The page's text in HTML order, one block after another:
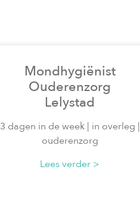
Mondhygiënist
Ouderenzorg
Lelystad
3 dagen in de week | in overleg |
ouderenzorg
Lees verder >